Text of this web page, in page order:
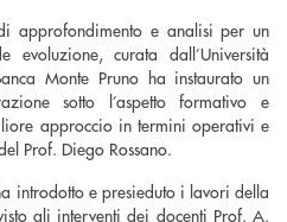
approfondimento e analisi per un
curata dall’Università
Monte Pruno ha instaurato un
sotto l’aspetto formativo e
approccio in termini operativi e
Prof. Diego Rossano.
introdotto e presieduto i lavori della
gli interventi dei docenti Prof. A.